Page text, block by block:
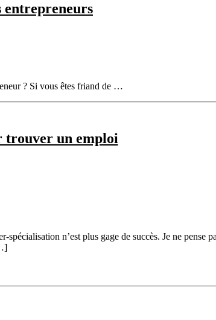
entrepreneurs
? Si vous êtes friand de …
trouver un emploi
n’est plus gage de succès. Je ne pense